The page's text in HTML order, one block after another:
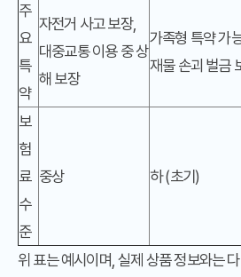
주
요
특
약
자전거 사고 보장,
대중교통 이용 중 상
해 보장
가족형 특약 가
재물 손괴 벌금
보
험
료
수
준
중상 하 (초기)
위 표는 예시이며, 실제 상품 정보와는